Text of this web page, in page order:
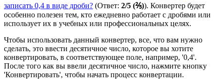
записать 0,4 в виде дроби? (Ответ: 2/5 (⅖)). Конвертер будет
особенно полезен тем, кто ежедневно работает с дробями или
использует их в учебных или профессиональных целях.
Чтобы использовать данный конвертер, все, что вам нужно
сделать, это ввести десятичное число, которое вы хотите
конвертировать, в соответствующее поле, например, '0,4'.
После того как вы ввели десятичное число, нажмите кнопку
'Конвертировать', чтобы начать процесс конвертации.